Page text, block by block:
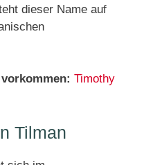
dieser Name auf
Timothy
Tilman